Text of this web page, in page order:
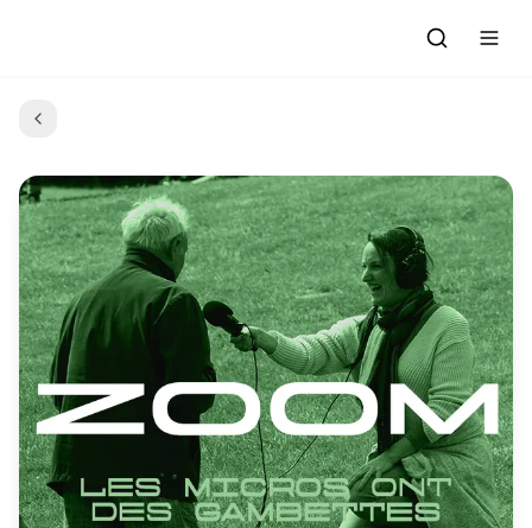
Actualités
Evénements à venir
Emissions
Grille des Programmes
C'était quoi ce morceau?
L'Association
L'équipe et les bénévoles
Nous rejoindre : Participer
Les Ateliers Radio
Les créations des Ateliers
Nos prestations